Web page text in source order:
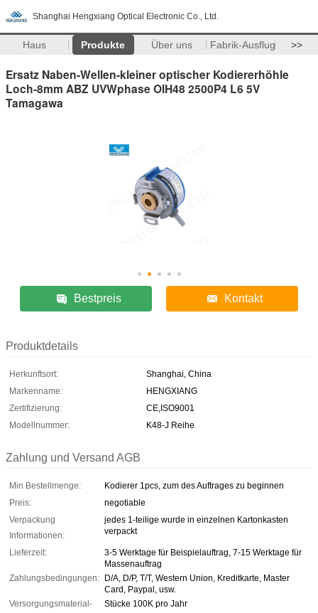
Shanghai Hengxiang Optical Electronic Co., Ltd.
Haus Produkte Über uns Fabrik-Ausflug >>
Ersatz Naben-Wellen-kleiner optischer Kodiererhöhle
Loch-8mm ABZ UVWphase OIH48 2500P4 L6 5V
Tamagawa
Bestpreis Kontakt
Produktdetails
Herkunftsort:
Shanghai, China
Markenname:
HENGXIANG
Zertifizierung:
CE,ISO9001
Modellnummer:
K48-J Reihe
Zahlung und Versand AGB
Min Bestellmenge:
Kodierer 1pcs, zum des Auftrages zu beginnen
Preis:
negotiable
Verpackung
Informationen:
jedes 1-teilige wurde in einzelnen Kartonkasten
verpackt
Lieferzeit:
3-5 Werktage für Beispielauftrag, 7-15 Werktage für
Massenauftrag
Zahlungsbedingungen: D/A, D/P, T/T, Western Union, Kreditkarte, Master
Card, Paypal, usw.
Versorgungsmaterial-
Stücke 100K pro Jahr